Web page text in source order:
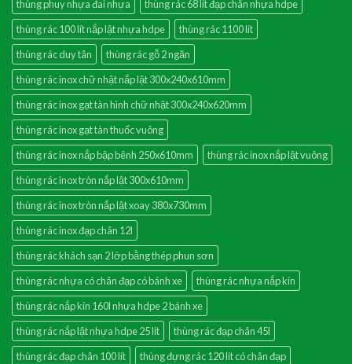
thùng phuy nhựa đai nhựa
thùng rác 68 lít đạp chân nhựa hdpe
thùng rác 100 lít nắp lật nhựa hdpe
thùng rác 1100 lít
thùng rác duy tân
thùng rác gỗ 2 ngăn
thùng rác inox chữ nhật nắp lật 300x240x610mm
thùng rác inox gạt tàn hình chữ nhật 300x240x620mm
thùng rác inox gạt tàn thuốc vuông
thùng rác inox nắp bập bênh 250x610mm
thùng rác inox nắp lật vuông
thùng rác inox tròn nắp lật 300x610mm
thùng rác inox tròn nắp lật xoay 380x730mm
thùng rác inox đạp chân 12l
thùng rác khách sạn 2 lớp bằng thép phun sơn
thùng rác nhựa có chân đạp có bánh xe
thùng rác nhựa nắp kín
thùng rác nắp kín 160l nhựa hdpe 2 bánh xe
thùng rác nắp lật nhựa hdpe 25 lít
thùng rác đạp chân 45l
thùng rác đạp chân 100 lít
thùng đựng rác 120 lít có chân đạp